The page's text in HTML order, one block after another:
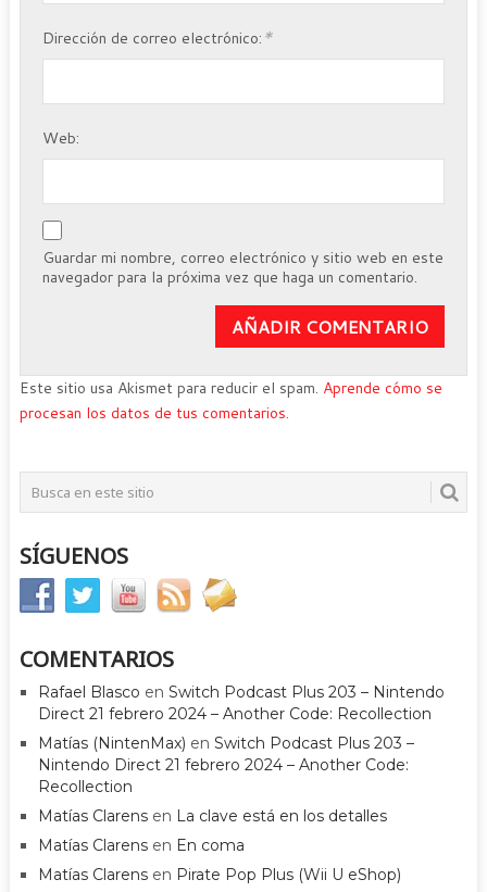
Dirección de correo electrónico: *
Web:
Guardar mi nombre, correo electrónico y sitio web en este
navegador para la próxima vez que haga un comentario.
Este sitio usa Akismet para reducir el spam. Aprende cómo se
procesan los datos de tus comentarios.
SÍGUENOS
COMENTARIOS
Rafael Blasco en Switch Podcast Plus 203 – Nintendo
Direct 21 febrero 2024 – Another Code: Recollection
Matías (NintenMax) en Switch Podcast Plus 203 –
Nintendo Direct 21 febrero 2024 – Another Code:
Recollection
Matías Clarensen La clave está en los detalles
Matías Clarensen En coma
Matías Clarensen Pirate Pop Plus (Wii U eShop)